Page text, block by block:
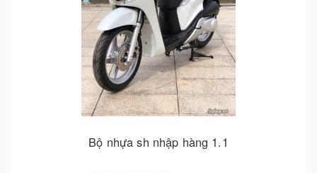
Bộ nhựa sh nhập hàng 1.1
Cho vào giỏ hàng